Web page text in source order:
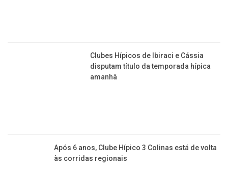
Clubes Hípicos de Ibiraci e Cássia
disputam título da temporada hípica
amanhã
Após 6 anos, Clube Hípico 3 Colinas está de volta
às corridas regionais